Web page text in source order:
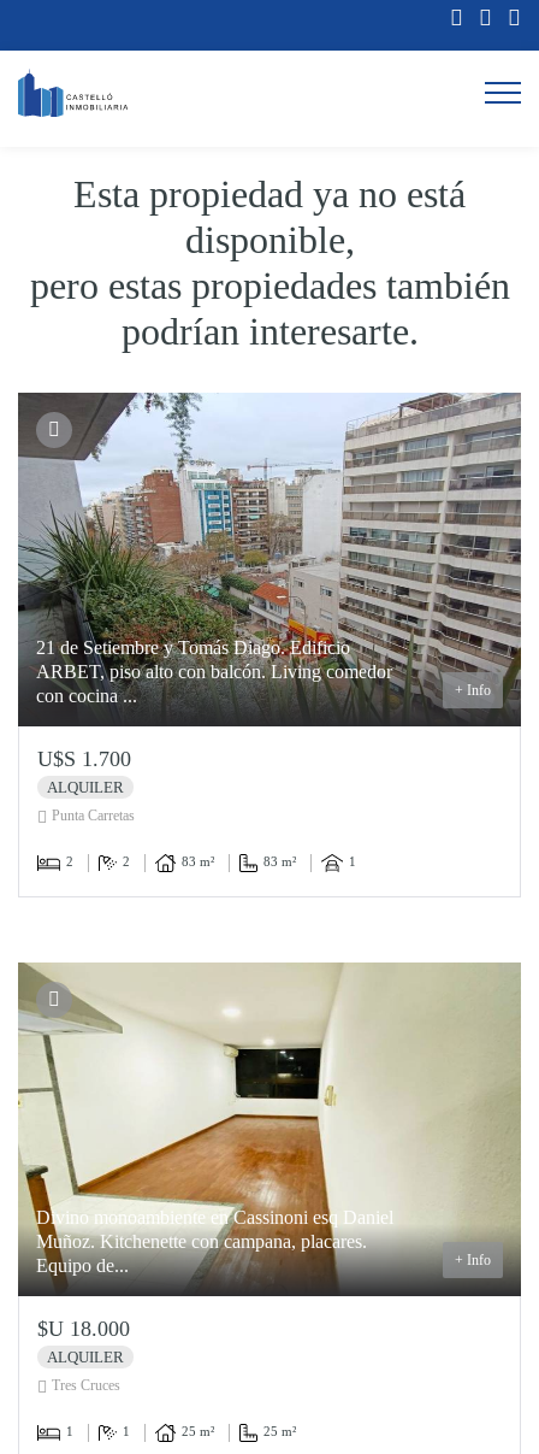
Esta propiedad ya no está
disponible,
pero estas propiedades también
podrían interesarte.
21 de Setiembre y Tomás Diago. Edificio
ARBET, piso alto con balcón. Living comedor
con cocina ...
+ Info
U$S 1.700
ALQUILER
Punta Carretas
2 2 83 m² 83 m² 1
Divino monoambiente en Cassinoni esq Daniel
Muñoz. Kitchenette con campana, placares.
Equipo de...
+ Info
$U 18.000
ALQUILER
Tres Cruces
1 1 25 m² 25 m²